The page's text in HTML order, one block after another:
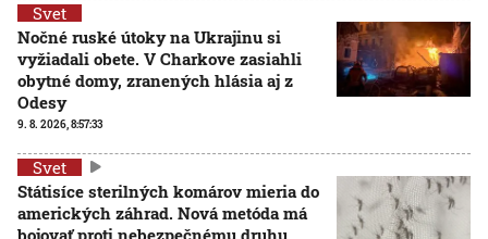
Svet
Nočné ruské útoky na Ukrajinu si
vyžiadali obete. V Charkove zasiahli
obytné domy, zranených hlásia aj z
Odesy
9. 8. 2026, 8:57:33
Svet
Státisíce sterilných komárov mieria do
amerických záhrad. Nová metóda má
bojovať proti nebezpečnému druhu